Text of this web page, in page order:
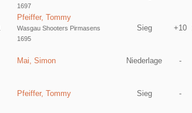
1697
Pfeiffer, Tommy
Wasgau Shooters Pirmasens
1695
Sieg +10
Mai, Simon Niederlage -
Pfeiffer, Tommy Sieg -